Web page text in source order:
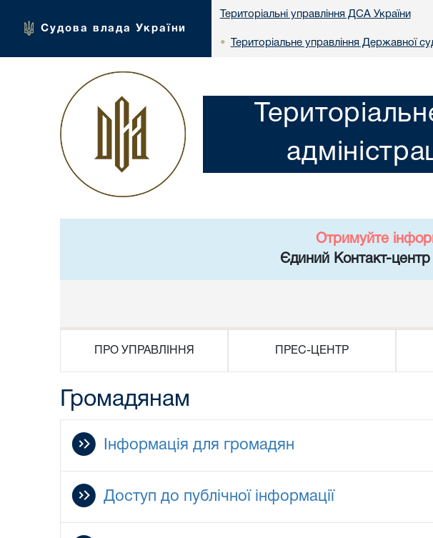
Судова влада України
Територіальні управління ДСА України
• Територіальне управління Державної
Отримуйте
Єдиний Контакт-
ПРО УПРАВЛІННЯ ПРЕС-ЦЕНТР
Громадянам
Інформація для громадян
Доступ до публічної інформації